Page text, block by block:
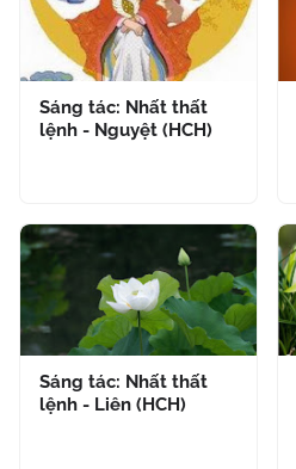
Sáng tác: Nhất thất
lệnh - Nguyệt (HCH)
Sáng tác: Nhất thất
lệnh - Liên (HCH)